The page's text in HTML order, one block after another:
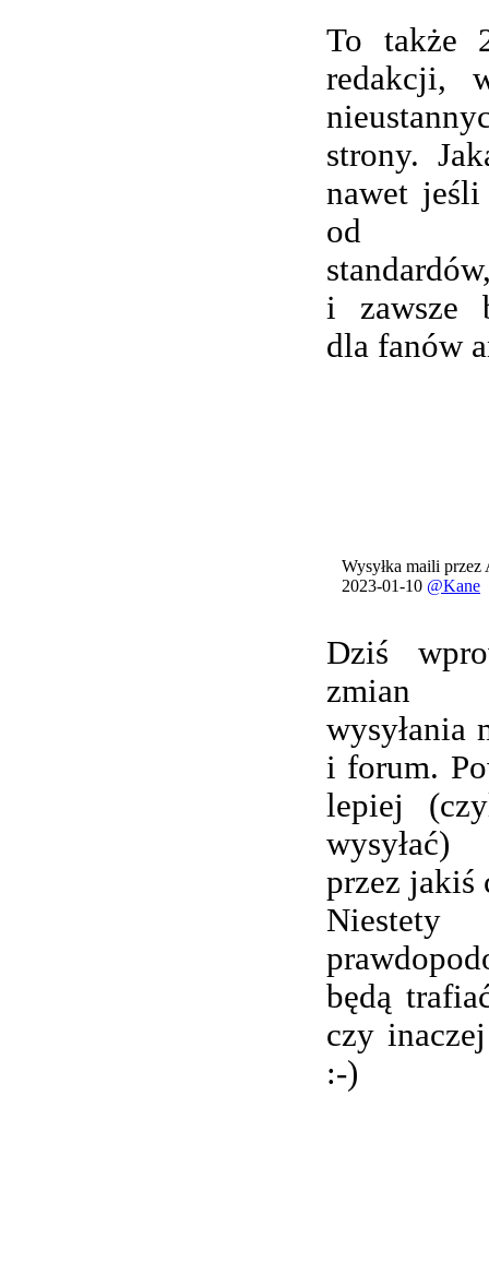
To także
redakcji,
strony.
nawet
od
i zawsze
dla fanów
Wysyłka maili
2023-01-10 @Kane
Dziś
zmian
wysyłania
i forum.
lepiej
przez jakiś
będą
czy
:-)